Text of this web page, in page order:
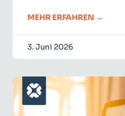
MEHR ERFAHREN →
3. Juni 2026